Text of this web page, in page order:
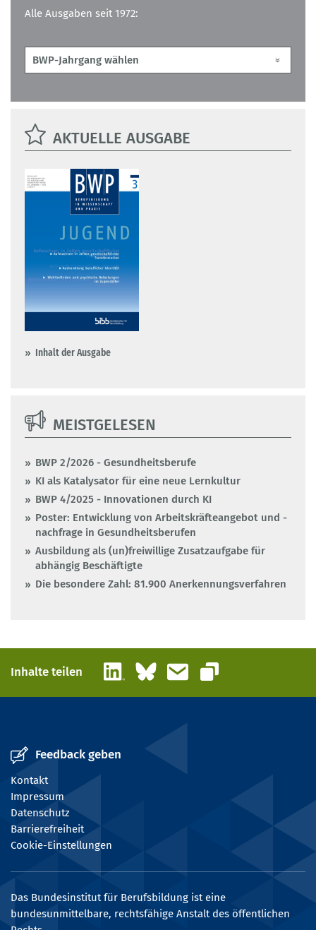
Alle Ausgaben seit 1972:
AKTUELLE AUSGABE
Inhalt der Ausgabe
MEISTGELESEN
BWP 2/2026 - Gesundheitsberufe
KI als Katalysator für eine neue Lernkultur
BWP 4/2025 - Innovationen durch KI
Poster: Entwicklung von Arbeitskräfteangebot und -
nachfrage in Gesundheitsberufen
Ausbildung als (un)freiwillige Zusatzaufgabe für
abhängig Beschäftigte
Die besondere Zahl: 81.900 Anerkennungsverfahren
Inhalte teilen LinkedInBlueskyE-Mail
Link kopieren
Feedback geben
Kontakt
Impressum
Datenschutz
Barrierefreiheit
Cookie-Einstellungen
Das Bundesinstitut für Berufsbildung ist eine
bundesunmittelbare, rechtsfähige Anstalt des öffentlichen